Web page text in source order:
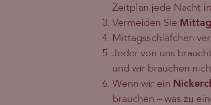
Zeitplan jede Nacht
Vermeiden Sie
Mittagsschläfchen
Jeder von uns
und wir brauchen
Wenn wir ein
brauchen – was zu